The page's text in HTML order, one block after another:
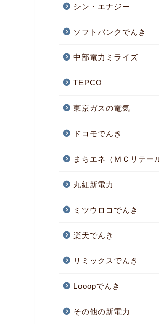
シン・エナジー
ソフトバンクでんき
中部電力ミライズ
TEPCO
東京ガスの電気
ドコモでんき
まちエネ（ＭＣリテー
丸紅新電力
ミツウロコでんき
楽天でんき
リミックスでんき
Looopでんき
その他の新電力